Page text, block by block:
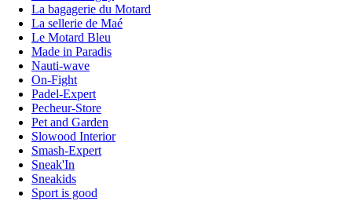
La bagagerie du Motard
La sellerie de Maé
Le Motard Bleu
Made in Paradis
Nauti-wave
On-Fight
Padel-Expert
Pecheur-Store
Pet and Garden
Slowood Interior
Smash-Expert
Sneak'In
Sneakids
Sport is good